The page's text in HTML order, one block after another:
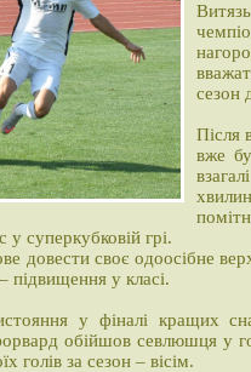
сезон
Після
вже
у суперкубковій грі.
довести своє одоосібне
підвищення у класі.
у фіналі кращих
обійшов севлюшця у
голів за сезон – вісім.